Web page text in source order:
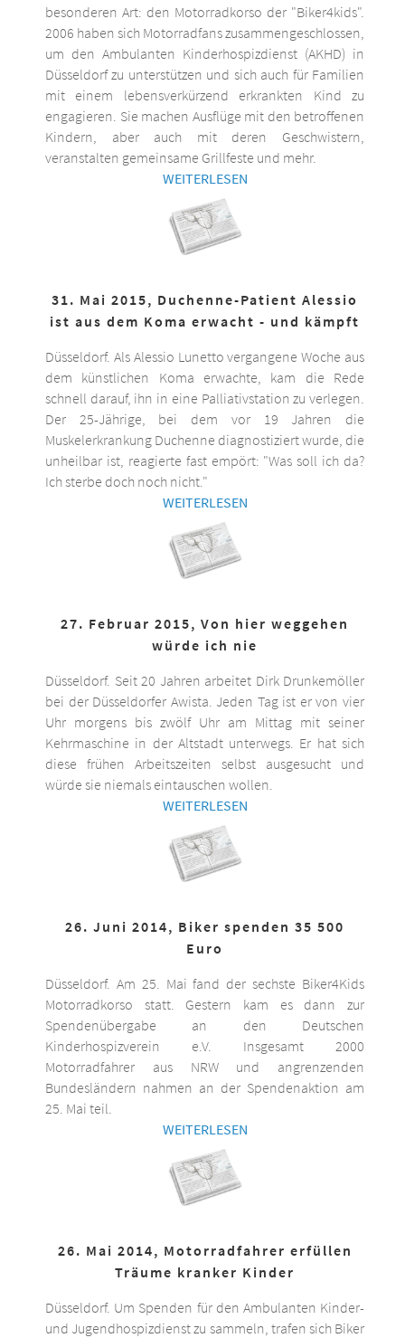
besonderen Art: den Motorradkorso der "Biker4kids".
2006 haben sich Motorradfans zusammengeschlossen,
um den Ambulanten Kinderhospizdienst (AKHD) in
Düsseldorf zu unterstützen und sich auch für Familien
mit einem lebensverkürzend erkrankten Kind zu
engagieren. Sie machen Ausflüge mit den betroffenen
Kindern, aber auch mit deren Geschwistern,
veranstalten gemeinsame Grillfeste und mehr.
WEITERLESEN
31. Mai 2015, Duchenne-Patient Alessio
ist aus dem Koma erwacht - und kämpft
Düsseldorf. Als Alessio Lunetto vergangene Woche aus
dem künstlichen Koma erwachte, kam die Rede
schnell darauf, ihn in eine Palliativstation zu verlegen.
Der 25-Jährige, bei dem vor 19 Jahren die
Muskelerkrankung Duchenne diagnostiziert wurde, die
unheilbar ist, reagierte fast empört: "Was soll ich da?
Ich sterbe doch noch nicht."
WEITERLESEN
27. Februar 2015, Von hier weggehen
würde ich nie
Düsseldorf. Seit 20 Jahren arbeitet Dirk Drunkemöller
bei der Düsseldorfer Awista. Jeden Tag ist er von vier
Uhr morgens bis zwölf Uhr am Mittag mit seiner
Kehrmaschine in der Altstadt unterwegs. Er hat sich
diese frühen Arbeitszeiten selbst ausgesucht und
würde sie niemals eintauschen wollen.
WEITERLESEN
26. Juni 2014, Biker spenden 35 500
Euro
Düsseldorf. Am 25. Mai fand der sechste Biker4Kids
Motorradkorso statt. Gestern kam es dann zur
Spendenübergabe an den Deutschen
Kinderhospizverein e.V. Insgesamt 2000
Motorradfahrer aus NRW und angrenzenden
Bundesländern nahmen an der Spendenaktion am
25. Mai teil.
WEITERLESEN
26. Mai 2014, Motorradfahrer erfüllen
Träume kranker Kinder
Düsseldorf. Um Spenden für den Ambulanten Kinder-
und Jugendhospizdienst zu sammeln, trafen sich Biker